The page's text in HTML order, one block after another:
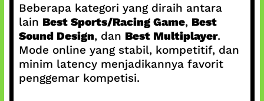
Beberapa kategori yang diraih antara
lain Best Sports/Racing Game, Best
Sound Design, dan Best Multiplayer.
Mode online yang stabil, kompetitif, dan
minim latency menjadikannya favorit
penggemar kompetisi.